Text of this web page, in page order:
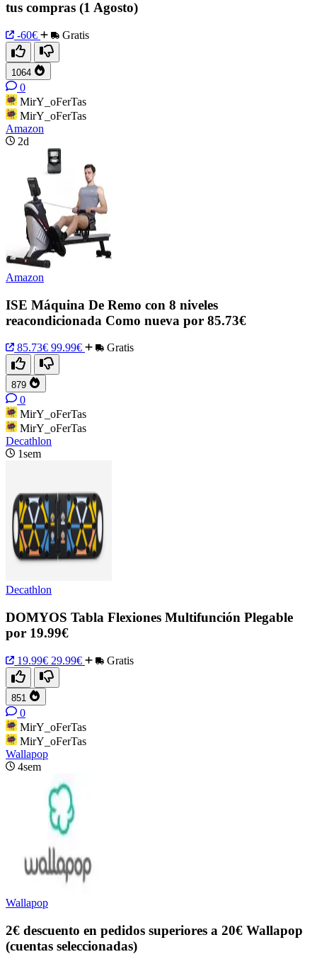
tus compras (1 Agosto)
-60€ Gratis
1064
0
MirY_oFerTas
MirY_oFerTas
Amazon
2d
Amazon
ISE Máquina De Remo con 8 niveles
reacondicionada Como nueva por 85.73€
85.73€ 99.99€ Gratis
879
0
MirY_oFerTas
MirY_oFerTas
Decathlon
1sem
Decathlon
DOMYOS Tabla Flexiones Multifunción Plegable
por 19.99€
19.99€ 29.99€ Gratis
851
0
MirY_oFerTas
MirY_oFerTas
Wallapop
4sem
Wallapop
2€ descuento en pedidos superiores a 20€ Wallapop
(cuentas seleccionadas)